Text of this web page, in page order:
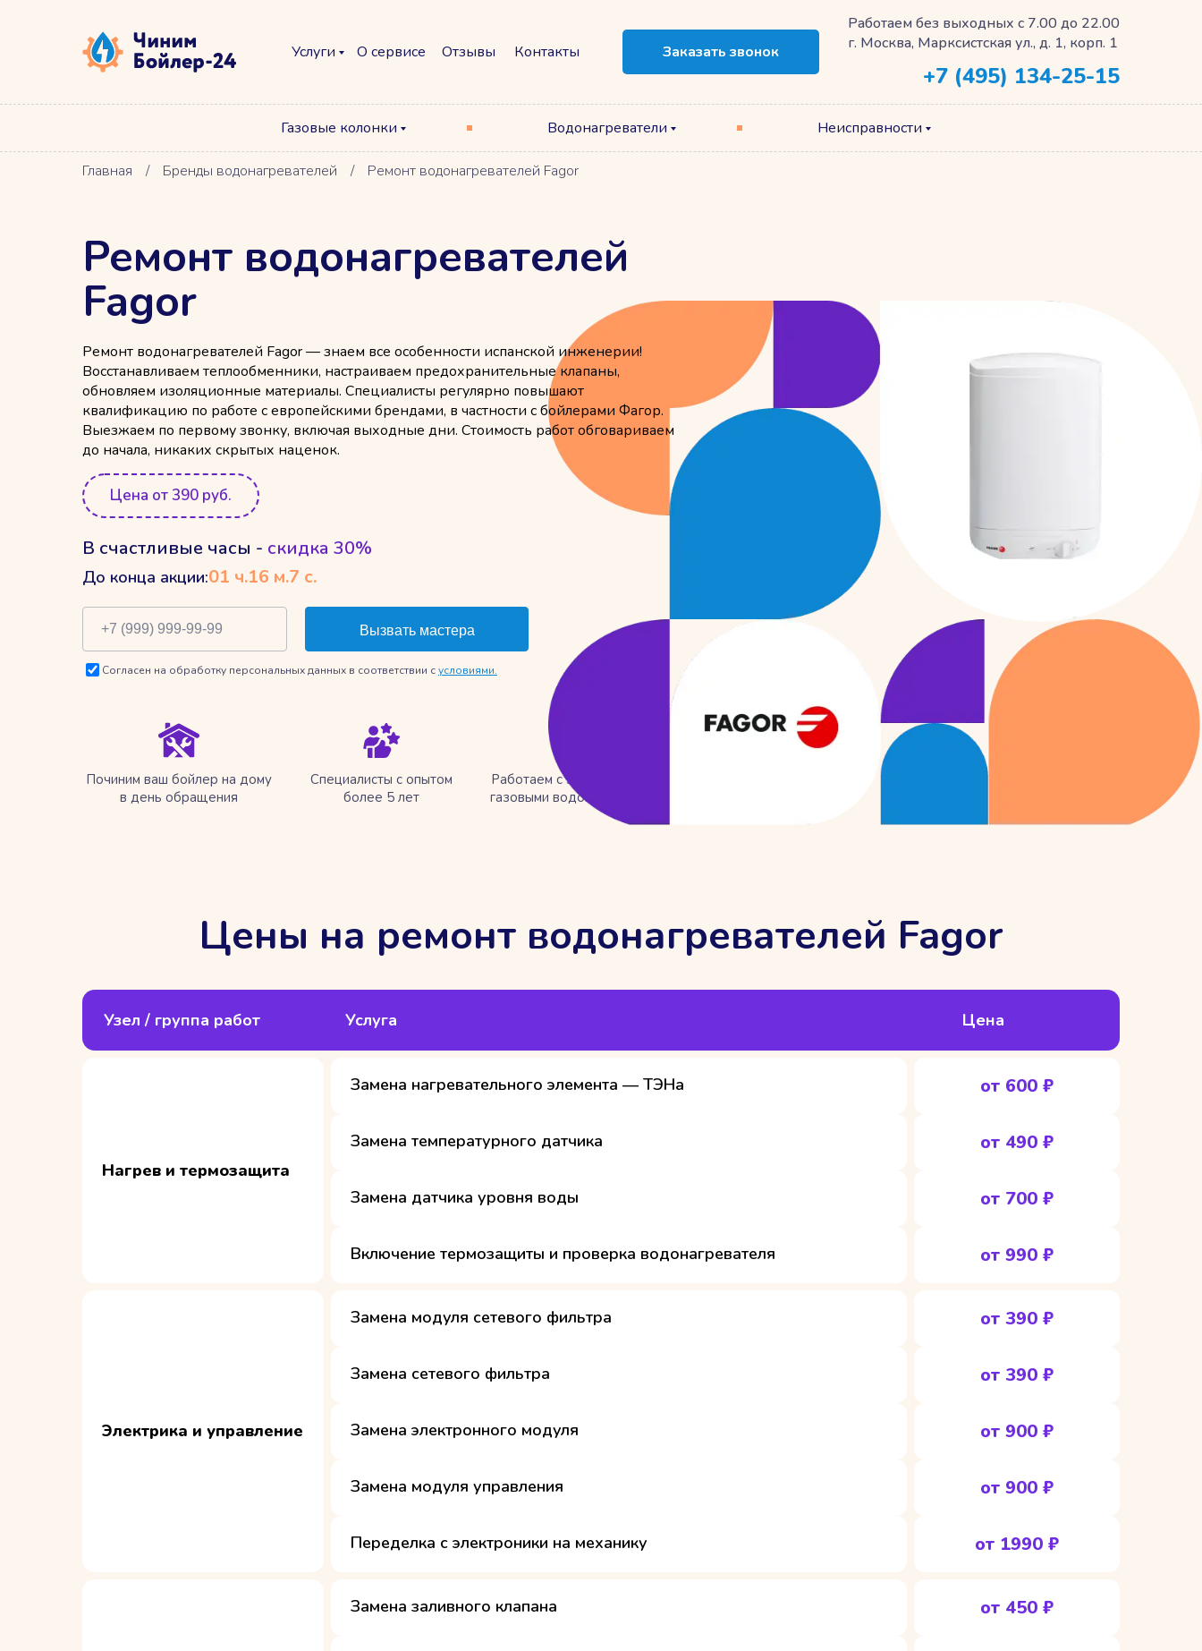
Услуги О сервисе Отзывы Контакты Заказать звонок
Работаем без выходных с 7.00 до 22.00
г. Москва, Марксистская ул., д. 1, корп. 1
+7 (495) 134-25-15
Газовые колонки Водонагреватели Неисправности
Главная / Бренды водонагревателей / Ремонт водонагревателей Fagor
Ремонт водонагревателей
Fagor
Ремонт водонагревателей Fagor — знаем все особенности испанской инженерии!
Восстанавливаем теплообменники, настраиваем предохранительные клапаны,
обновляем изоляционные материалы. Специалисты регулярно повышают
квалификацию по работе с европейскими брендами, в частности с бойлерами Фагор.
Выезжаем по первому звонку, включая выходные дни. Стоимость работ обговариваем
до начала, никаких скрытых наценок.
Цена от 390 руб.
В счастливые часы - скидка 30%
До конца акции:01 ч.16 м.6 с.
Согласен на обработку персональных данных в соответствии сусловиями.
Починим ваш бойлер на дому
в день обращения
Специалисты с опытом
более 5 лет
Работаем с электрическими и
газовыми водонагревателями
Цены на ремонт водонагревателей Fagor
Узел / группа работ Услуга Цена
Нагрев и термозащита
Замена нагревательного элемента — ТЭНа от 600 ₽
Замена температурного датчика от 490 ₽
Замена датчика уровня воды от 700 ₽
Включение термозащиты и проверка водонагревателя от 990 ₽
Электрика и управление
Замена модуля сетевого фильтра от 390 ₽
Замена сетевого фильтра от 390 ₽
Замена электронного модуля от 900 ₽
Замена модуля управления от 900 ₽
Переделка с электроники на механику от 1990 ₽
Замена заливного клапана от 450 ₽